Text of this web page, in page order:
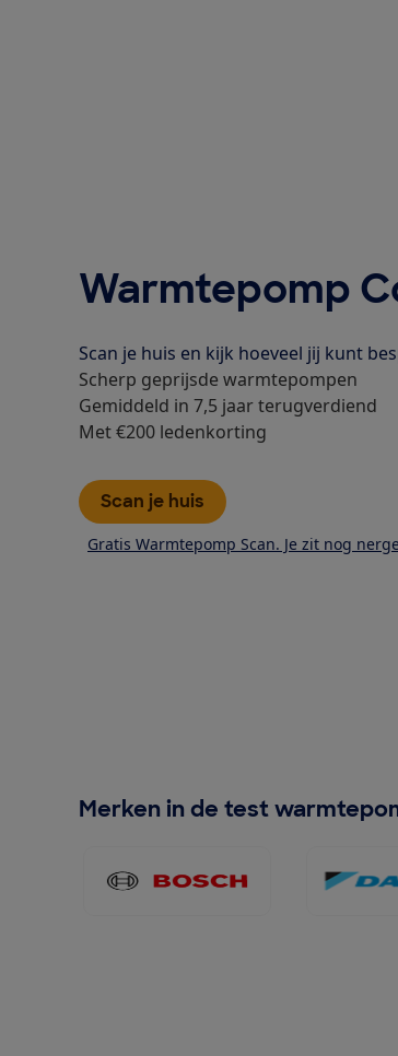
Warmtepomp
Scan je huis en kijk hoeveel jij kunt
Scherp geprijsde warmtepompen
Gemiddeld in 7,5 jaar terugverdiend
Met €200 ledenkorting
Scan je huis
Gratis Warmtepomp Scan. Je zit nog
Merken in de test